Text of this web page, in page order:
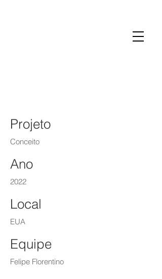
Projeto
Conceito
Ano
2022
Local
EUA
Equipe
Felipe Florentino